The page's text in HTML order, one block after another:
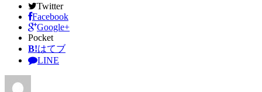
Twitter
Facebook
Google+
Pocket
B!はてブ
LINE